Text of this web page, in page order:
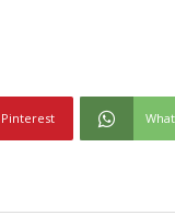
Pinterest